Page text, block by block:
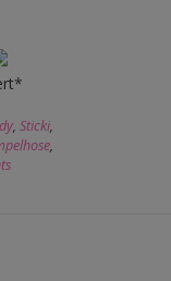
, Sticki,
,